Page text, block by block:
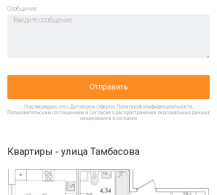
Cообщение
Отправить
Подтверждаю, что с Договором Оферты Политикой конфиденциальности
Пользовательским соглашением и Согласие о распространении персональных данных
ознакомился и согласен
Квартиры - улица Тамбасова